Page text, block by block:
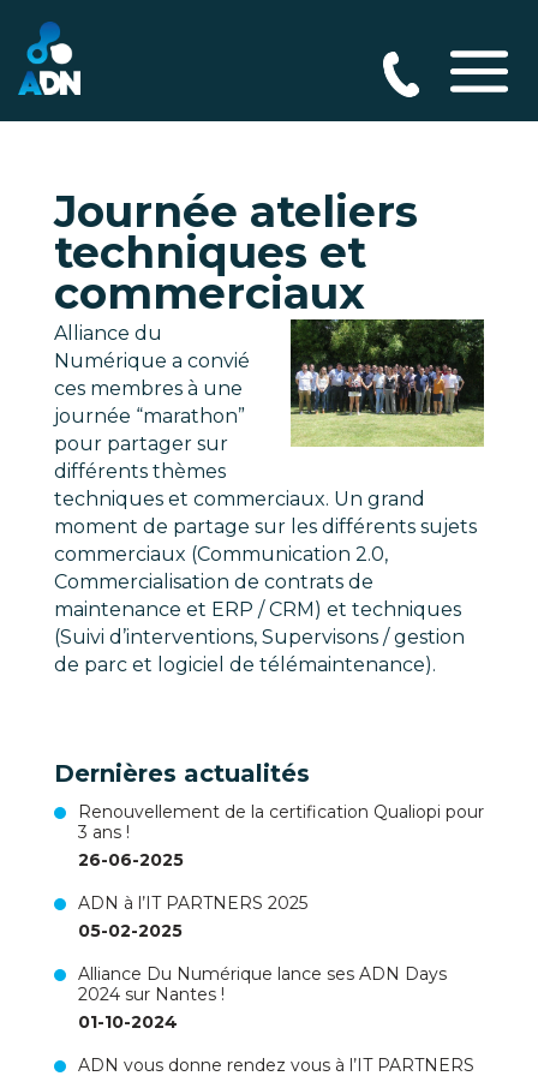
Journée ateliers
techniques et
commerciaux
Alliance du
Numérique a convié
ces membres à une
journée “marathon”
pour partager sur
différents thèmes
techniques et commerciaux. Un grand
moment de partage sur les différents sujets
commerciaux (Communication 2.0,
Commercialisation de contrats de
maintenance et ERP / CRM) et techniques
(Suivi d’interventions, Supervisons / gestion
de parc et logiciel de télémaintenance).
Dernières actualités
Renouvellement de la certification Qualiopi pour
3 ans !
26-06-2025
ADN à l’IT PARTNERS 2025
05-02-2025
Alliance Du Numérique lance ses ADN Days
2024 sur Nantes !
01-10-2024
ADN vous donne rendez vous à l’IT PARTNERS